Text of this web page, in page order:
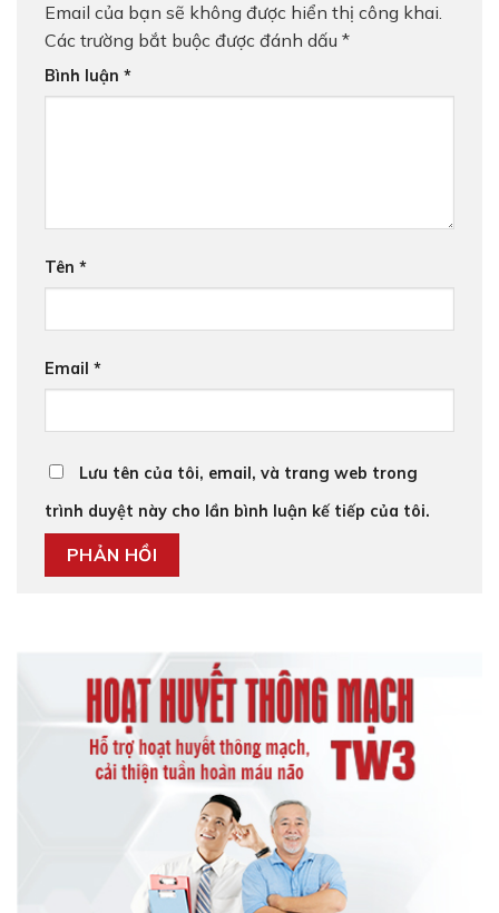
Email của bạn sẽ không được hiển thị công khai.
Các trường bắt buộc được đánh dấu *
Bình luận *
Tên *
Email *
Lưu tên của tôi, email, và trang web trong
trình duyệt này cho lần bình luận kế tiếp của tôi.